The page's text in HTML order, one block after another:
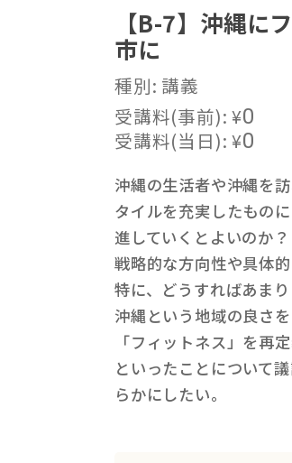
【B-7】沖縄
市に
種別: 講義
受講料(事前):¥0
受講料(当日):¥0
沖縄の生活者や沖縄を
タイルを充実したもの
進していくとよいのか？
戦略的な方向性や具体
特に、どうすればあま
沖縄という地域の良さ
「フィットネス」を再
といったことについて
らかにしたい。